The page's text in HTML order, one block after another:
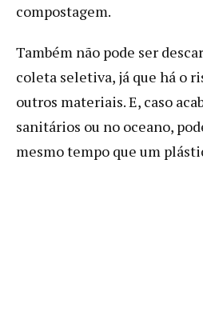
compostagem.
Também não pode ser
coleta seletiva, já que há o
outros materiais. E, caso
sanitários ou no oceano,
mesmo tempo que um